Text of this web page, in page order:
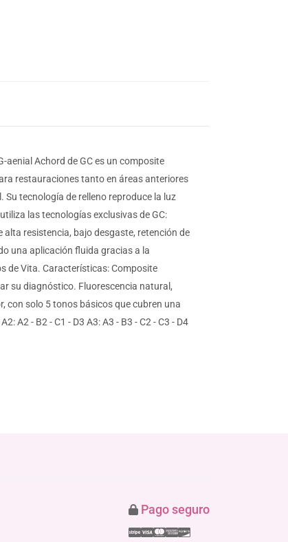
aenial Achord de GC es un composite
restauraciones tanto en áreas anteriores
tecnología de relleno reproduce la luz
las tecnologías exclusivas de GC:
alta resistencia, bajo desgaste, retención de
una aplicación fluida gracias a la
de Vita. Características: Composite
su diagnóstico. Fluorescencia natural,
con solo 5 tonos básicos que cubren una
A2 - B2 - C1 - D3 A3: A3 - B3 - C2 - C3 - D4
Pago seguro
Stripe
VisaMastercard
American Express
Discover